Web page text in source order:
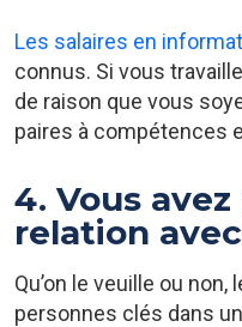
Les salaires en
connus. Si vous
de raison que vous
paires à compétences
4. Vous
relation
Qu’on le veuille ou
personnes clés dans